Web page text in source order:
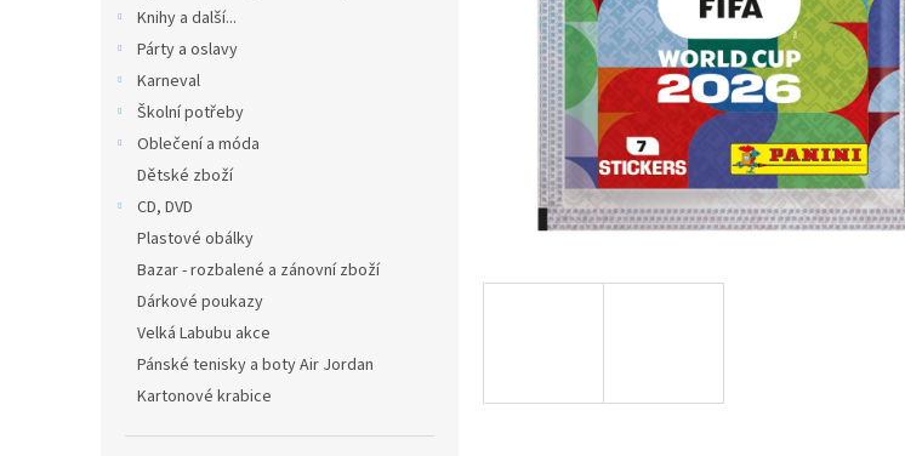
Knihy a další...
Párty a oslavy
Karneval
Školní potřeby
Oblečení a móda
Dětské zboží
CD, DVD
Plastové obálky
Bazar - rozbalené a zánovní zboží
Dárkové poukazy
Velká Labubu akce
Pánské tenisky a boty Air Jordan
Kartonové krabice